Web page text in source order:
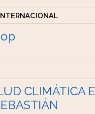
CLIMÁTICA